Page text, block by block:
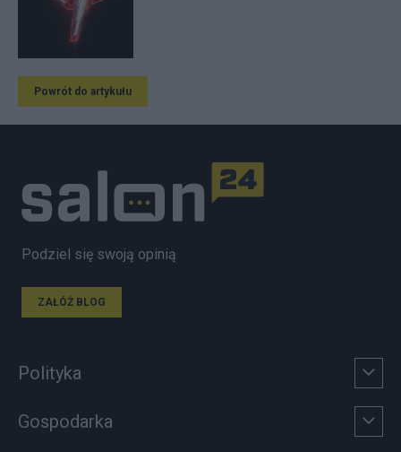
Powrót do artykułu
Podziel się swoją opinią
ZAŁÓŻ BLOG
Polityka
Gospodarka